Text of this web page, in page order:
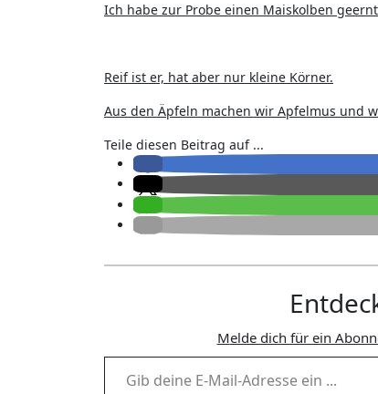
Ich habe zur Probe einen Maiskolben
Reif ist er, hat aber nur kleine Körner.
Aus den Äpfeln machen wir Apfelmus und
Teile diesen Beitrag auf ...
Melde dich für ein
Gib deine E-Mail-Adresse ein ...